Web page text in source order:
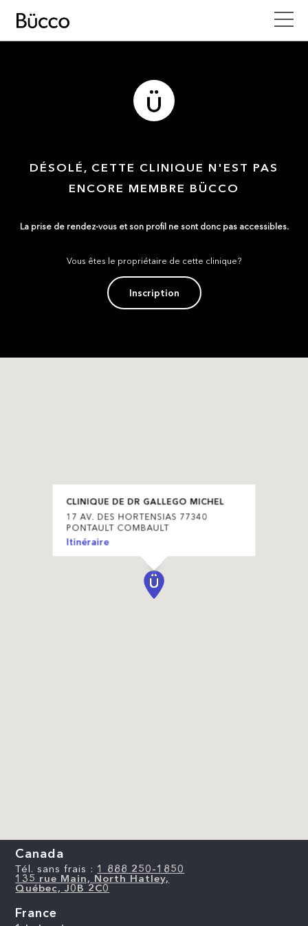
DÉSOLÉ, CETTE CLINIQUE N'EST PAS
ENCORE MEMBRE BÜCCO
La prise de rendez-vous et son profil ne sont donc pas accessibles.
Vous êtes le propriétaire de cette clinique?
Inscription
CLINIQUE DE DR GALLEGO MICHEL
17 AV. DES HORTENSIAS 77340
PONTAULT COMBAULT
Itinéraire
Canada
Tél. sans frais : 1 888 250-1850
135 rue Main, North Hatley,
Québec, J0B 2C0
France